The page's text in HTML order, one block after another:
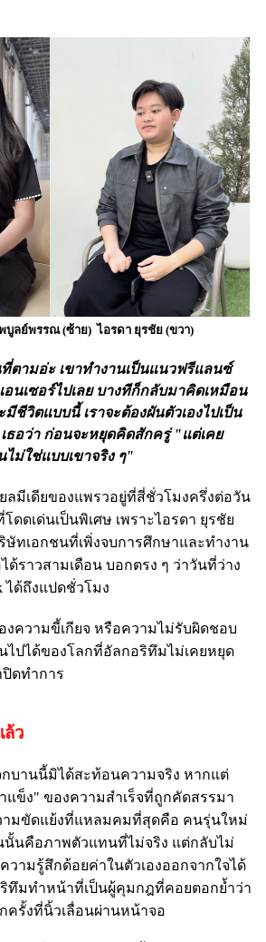
บูลย์พรรณ (ซ้าย) ไอรดา ยุรชัย (ขวา)
ามอ่ะ เขาทำงานเป็นแนวฟรีแลนซ์
อนเซอร์ไปเลย บางทีก็กลับมาคิดเหมือน
มีชีวิตแบบนี้ เราจะต้องผันตัวเองไปเป็น
ธอว่า ก่อนจะหยุดคิดสักครู่ "แต่เคย
ม่ใช่แบบเขาจริง ๆ"
ลมีเดียของแพรวอยู่ที่สี่ชั่วโมงครึ่งต่อวัน
ดดเด่นเป็นพิเศษ เพราะไอรดา ยุรชัย
ทเอกชนที่เพิ่งจบการศึกษาและทำงาน
ด้ราวสามเดือน บอกตรง ๆ ว่าวันที่ว่าง
ได้ถึงแปดชั่วโมง
งความขี้เกียจ หรือความไม่รับผิดชอบ
ไปได้ของโลกที่อัลกอริทึมไม่เคยหยุด
ปิดทำการ
ล้ว
บานนี้มิได้สะท้อนความจริง หากแต่
แข็ง" ของความสำเร็จที่ถูกคัดสรรมา
ามขัดแย้งที่แหลมคมที่สุดคือ คนรุ่นใหม่
นั้นคือภาพตัวแทนที่ไม่จริง แต่กลับไม่
ามรู้สึกด้อยค่าในตัวเองออกจากใจได้
ริทึมทำหน้าที่เป็นผู้คุมกฎที่คอยตอกย้ำว่า
ครั้งที่นิ้วเลื่อนผ่านหน้าจอ